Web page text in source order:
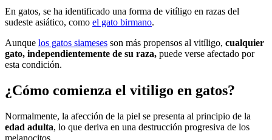
En gatos, se ha identificado una forma de vitíligo en razas del
sudeste asiático, como el gato birmano.
Aunque los gatos siameses son más propensos al vitíligo, cualquier
gato, independientemente de su raza, puede verse afectado por
esta condición.
¿Cómo comienza el vitiligo en gatos?
Normalmente, la afección de la piel se presenta al principio de la
edad adulta, lo que deriva en una destrucción progresiva de los
melanocitos.